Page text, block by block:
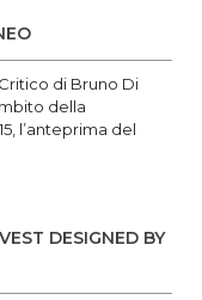
di Bruno Di
della
l’anteprima del
DESIGNED BY